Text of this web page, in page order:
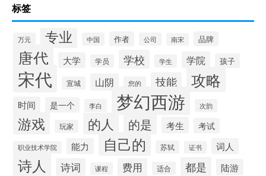
标签
万元 专业 中国 作者 公司 南宋 品牌
唐代 大学 学员 学校 学生 学院 孩子
宋代 宣城 山阴 您的 技能 攻略
时间 是一个 李白 梦幻西游 次韵
游戏 玩家 的人 的是 考生 考试
职业技术学院 能力 自己的 苏轼 证书 词人
诗人 诗词 课程 费用 适合 都是 陆游